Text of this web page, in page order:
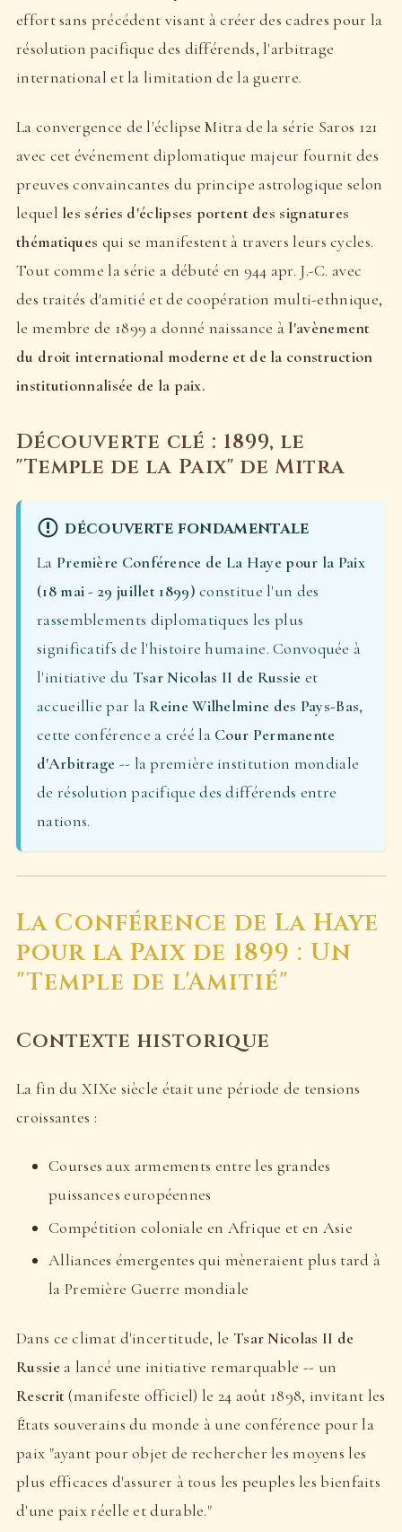
effort sans précédent visant à créer des cadres pour la
résolution pacifique des différends, l'arbitrage
international et la limitation de la guerre.
La convergence de l'éclipse Mitra de la série Saros 121
avec cet événement diplomatique majeur fournit des
preuves convaincantes du principe astrologique selon
lequel les séries d'éclipses portent des signatures
thématiques qui se manifestent à travers leurs cycles.
Tout comme la série a débuté en 944 apr. J.-C. avec
des traités d'amitié et de coopération multi-ethnique,
le membre de 1899 a donné naissance à l'avènement
du droit international moderne et de la construction
institutionnalisée de la paix.
Découverte clé : 1899, le
"Temple de la Paix" de Mitra
DÉCOUVERTE FONDAMENTALE
La Première Conférence de La Haye pour la Paix
(18 mai - 29 juillet 1899) constitue l'un des
rassemblements diplomatiques les plus
significatifs de l'histoire humaine. Convoquée à
l'initiative du Tsar Nicolas II de Russie et
accueillie par la Reine Wilhelmine des Pays-Bas,
cette conférence a créé la Cour Permanente
d'Arbitrage -- la première institution mondiale
de résolution pacifique des différends entre
nations.
La Conférence de La Haye
pour la Paix de 1899 : Un
"Temple de l'Amitié"
Contexte historique
La fin du XIXe siècle était une période de tensions
croissantes :
Courses aux armements entre les grandes
puissances européennes
Compétition coloniale en Afrique et en Asie
Alliances émergentes qui mèneraient plus tard à
la Première Guerre mondiale
Dans ce climat d'incertitude, le Tsar Nicolas II de
Russie a lancé une initiative remarquable -- un
Rescrit(manifeste officiel) le 24 août 1898, invitant les
États souverains du monde à une conférence pour la
paix "ayant pour objet de rechercher les moyens les
plus efficaces d'assurer à tous les peuples les bienfaits
d'une paix réelle et durable."